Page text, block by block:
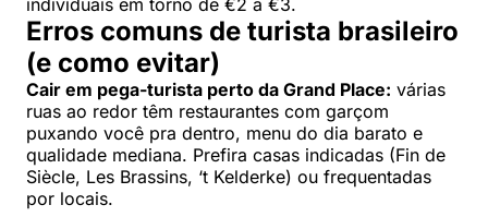
individuais em torno de €2 a €3.
Erros comuns de turista brasileiro
(e como evitar)
Cair em pega-turista perto da Grand Place: várias
ruas ao redor têm restaurantes com garçom
puxando você pra dentro, menu do dia barato e
qualidade mediana. Prefira casas indicadas (Fin de
Siècle, Les Brassins, ‘t Kelderke) ou frequentadas
por locais.